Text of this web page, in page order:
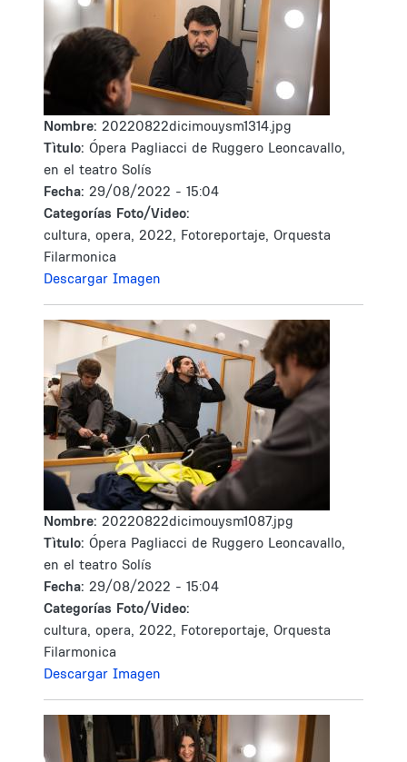
Nombre: 20220822dicimouysm1314.jpg
Tìtulo: Ópera Pagliacci de Ruggero Leoncavallo,
en el teatro Solís
Fecha: 29/08/2022 - 15:04
Categorías Foto/Video:
cultura, opera, 2022, Fotoreportaje, Orquesta
Filarmonica
Descargar Imagen
Nombre: 20220822dicimouysm1087.jpg
Tìtulo: Ópera Pagliacci de Ruggero Leoncavallo,
en el teatro Solís
Fecha: 29/08/2022 - 15:04
Categorías Foto/Video:
cultura, opera, 2022, Fotoreportaje, Orquesta
Filarmonica
Descargar Imagen